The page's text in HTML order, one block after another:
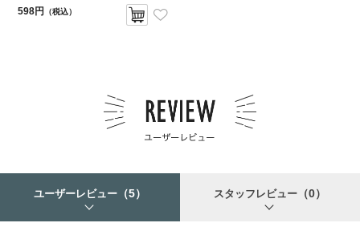
598円 （税込）
ユーザーレビュー （5） スタッフレビュー （0）